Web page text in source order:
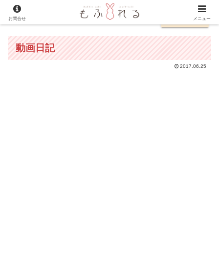
English
動画日記
2017.06.25
お問合せ メニュー